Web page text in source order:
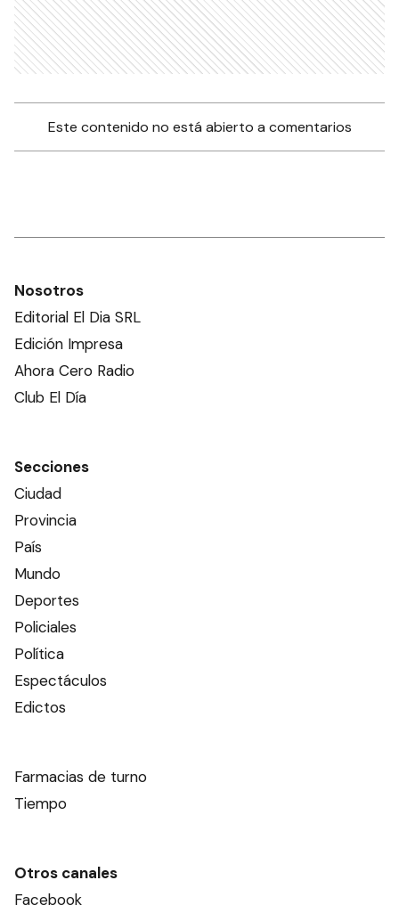
Este contenido no está abierto a comentarios
Nosotros
Editorial El Dia SRL
Edición Impresa
Ahora Cero Radio
Club El Día
Secciones
Ciudad
Provincia
País
Mundo
Deportes
Policiales
Política
Espectáculos
Edictos
Farmacias de turno
Tiempo
Otros canales
Facebook